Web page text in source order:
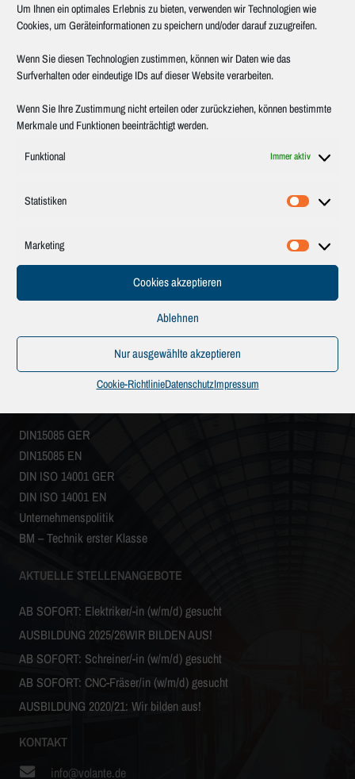
Um Ihnen ein optimales Erlebnis zu bieten, verwenden wir Technologien wie
Cookies, um Geräteinformationen zu speichern und/oder darauf zuzugreifen.
Wenn Sie diesen Technologien zustimmen, können wir Daten wie das
Surfverhalten oder eindeutige IDs auf dieser Website verarbeiten.
Wenn Sie Ihre Zustimmung nicht erteilen oder zurückziehen, können bestimmte
Merkmale und Funktionen beeinträchtigt werden.
Funktional Immer aktiv
Statistiken
Marketing
Marketing
Cookies akzeptieren
Ablehnen
Nur ausgewählte akzeptieren
Cookie-RichtlinieDatenschutzImpressum
DOKUMENTENBEREICH
DIN EN 17460
DIN ISO 9001 – GER
DIN ISO 9001 – EN
DIN15085 GER
DIN15085 EN
DIN ISO 14001 GER
DIN ISO 14001 EN
Unternehmenspolitik
BM – Technik erster Klasse
AKTUELLE STELLENANGEBOTE
AB SOFORT: Elektriker/-in (w/m/d) gesucht
AUSBILDUNG 2025/26WIR BILDEN AUS!
AB SOFORT: Schreiner/-in (w/m/d) gesucht
AB SOFORT: CNC-Fräser/in (w/m/d) gesucht
AUSBILDUNG 2020/21: Wir bilden aus!
KONTAKT
info@volante.de